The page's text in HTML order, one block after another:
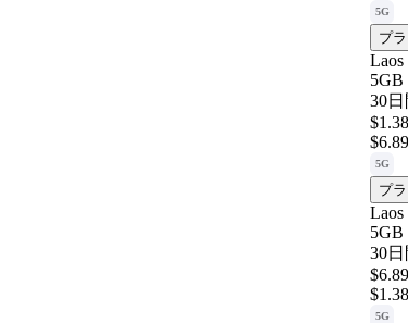
5G
プ
Laos
5GB
30日
$1.38
$6.89
5G
プ
Laos
5GB
30日
$6.89
$1.38
5G